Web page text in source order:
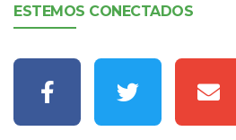
ESTEMOS CONECTADOS